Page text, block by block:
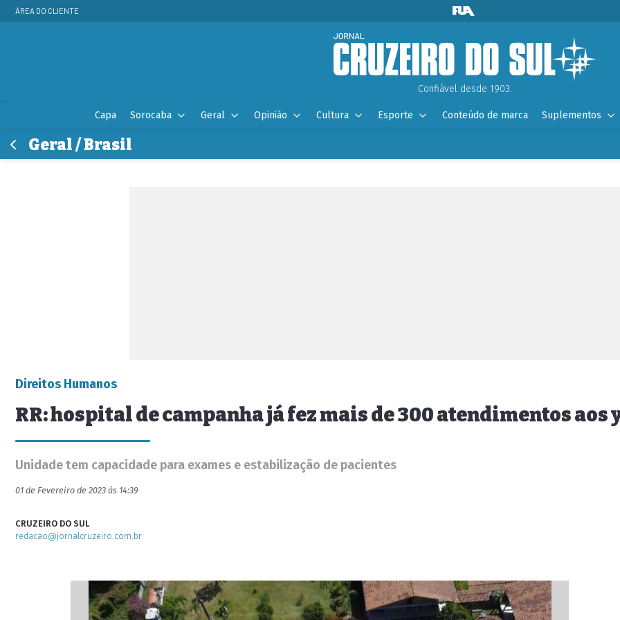
ÁREA DO CLIENTE
Confiável desde 1903.
Capa Sorocaba Geral Opinião Cultura Esporte Conteúdo de marca Suplementos
Geral / Brasil
Direitos Humanos
RR: hospital de campanha já fez mais de 300 atendimentos aos
Unidade tem capacidade para exames e estabilização de pacientes
01 de Fevereiro de 2023 às 14:39
CRUZEIRO DO SUL
redacao@jornalcruzeiro.com.br